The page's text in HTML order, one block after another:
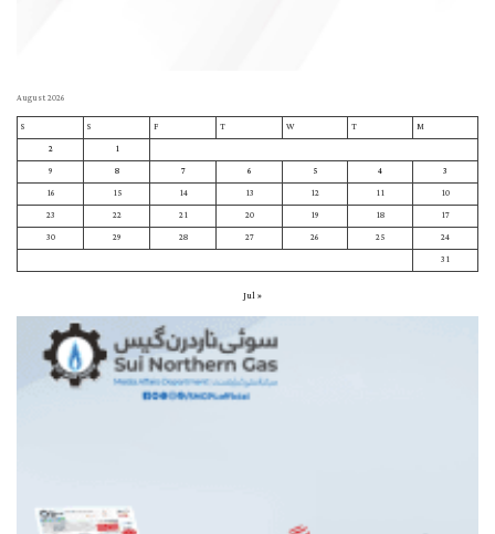
August 2026
M
T
W
T
F
S
S
1
2
3
4
5
6
7
8
9
10
11
12
13
14
15
16
17
18
19
20
21
22
23
24
25
26
27
28
29
30
31
« Jul